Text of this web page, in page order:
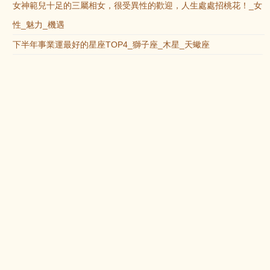
女神範兒十足的三屬相女，很受異性的歡迎，人生處處招桃花！_女
性_魅力_機遇
下半年事業運最好的星座TOP4_獅子座_木星_天蠍座